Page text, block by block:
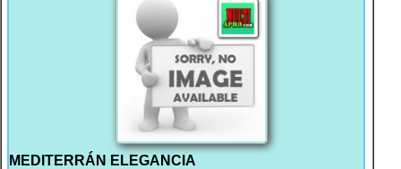
MEDITERRÁN ELEGANCIA